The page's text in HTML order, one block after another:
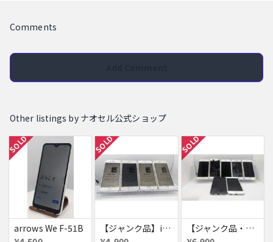
Comments
Other listings by ナオセル公式ショップ
SOLD
arrows We F-51B
SOLD
【ジャンク品】iPhone6s ４台セット
SOLD
【ジャンク品・初期化済・SIMロック解除済】iPhone6 7台セット